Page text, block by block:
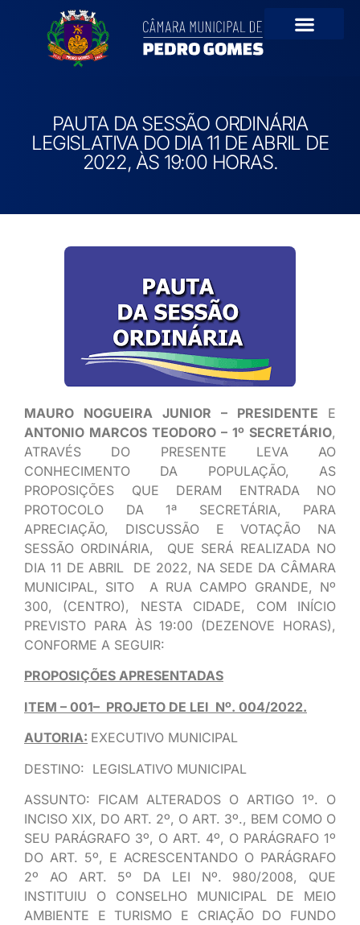
PAUTA DA SESSÃO ORDINÁRIA
LEGISLATIVA DO DIA 11 DE ABRIL DE
2022, ÀS 19:00 HORAS.
MAURO NOGUEIRA JUNIOR – PRESIDENTE E
ANTONIO MARCOS TEODORO – 1º SECRETÁRIO,
ATRAVÉS DO PRESENTE LEVA AO
CONHECIMENTO DA POPULAÇÃO, AS
PROPOSIÇÕES QUE DERAM ENTRADA NO
PROTOCOLO DA 1ª SECRETÁRIA, PARA
APRECIAÇÃO, DISCUSSÃO E VOTAÇÃO NA
SESSÃO ORDINÁRIA, QUE SERÁ REALIZADA NO
DIA 11 DE ABRIL DE 2022, NA SEDE DA CÂMARA
MUNICIPAL, SITO A RUA CAMPO GRANDE, Nº
300, (CENTRO), NESTA CIDADE, COM INÍCIO
PREVISTO PARA ÀS 19:00 (DEZENOVE HORAS),
CONFORME A SEGUIR:
PROPOSIÇÕES APRESENTADAS
ITEM – 001– PROJETO DE LEI Nº. 004/2022.
AUTORIA: EXECUTIVO MUNICIPAL
DESTINO: LEGISLATIVO MUNICIPAL
ASSUNTO: FICAM ALTERADOS O ARTIGO 1º. O
INCISO XIX, DO ART. 2º, O ART. 3º., BEM COMO O
SEU PARÁGRAFO 3º, O ART. 4º, O PARÁGRAFO 1º
DO ART. 5º, E ACRESCENTANDO O PARÁGRAFO
2º AO ART. 5º DA LEI Nº. 980/2008, QUE
INSTITUIU O CONSELHO MUNICIPAL DE MEIO
AMBIENTE E TURISMO E CRIAÇÃO DO FUNDO